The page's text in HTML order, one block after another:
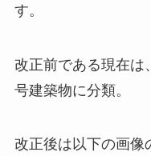
す。
改正前である現在は
号建築物に分類。
改正後は以下の画像